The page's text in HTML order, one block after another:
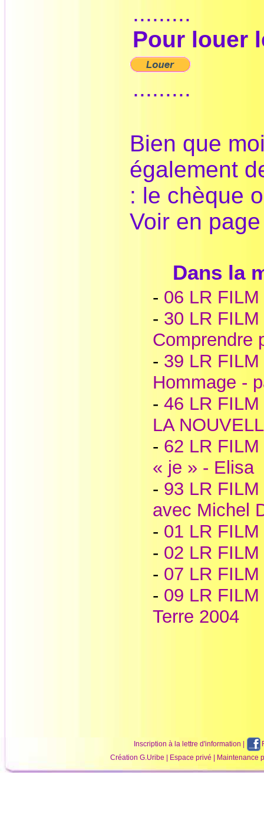
.........
Pour louer
.........
Bien que
également
: le chèque
Voir en
Dans la
- 06 LR
- 30 LR
Comprendre
- 39 LR
Hommage -
- 46 LR FILM
LA
- 62 LR
« je » - Elisa
- 93 LR FILM
avec Michel
- 01 LR
- 02 LR
- 07 LR
- 09 LR
Terre 2004
Inscription à la lettre d'information |
CréationG.Uribe | Espace privé | Maintenance